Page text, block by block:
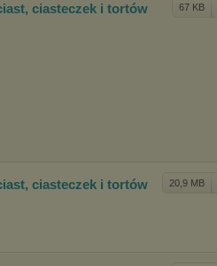
nie
w
na
67 KB
ciasteczek i tortów
20,9 MB
ciasteczek i tortów